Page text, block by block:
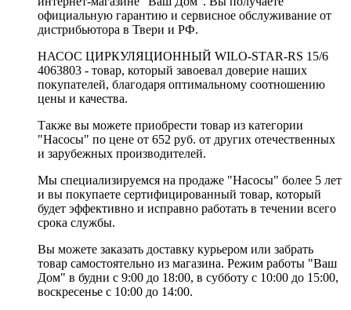
официальную гарантию и сервисное обслуживание от
дистрибьютора в Твери и РФ.
НАСОС ЦИРКУЛЯЦИОННЫЙ WILO-STAR-RS 15/6
4063803 - товар, который завоевал доверие наших
покупателей, благодаря оптимальному соотношению
цены и качества.
Также вы можете приобрести товар из категории
"Насосы" по цене от 652 руб. от других отечественных
и зарубежных производителей.
Мы специализируемся на продаже "Насосы" более 5 лет
и вы покупаете сертифицированный товар, который
будет эффективно и исправно работать в течении всего
срока службы.
Вы можете заказать доставку курьером или забрать
товар самостоятельно из магазина. Режим работы "Ваш
Дом" в будни с 9:00 до 18:00, в субботу с 10:00 до 15:00,
воскресенье с 10:00 до 14:00.